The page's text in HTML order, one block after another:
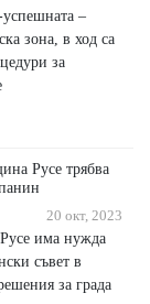
–
зона, в ход са
за
Русе трябва
20 окт, 2023
има нужда
съвет в
за града